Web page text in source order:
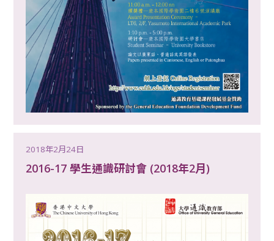
2018年2月24日
2016-17 學生通識研討會 (2018年2月)